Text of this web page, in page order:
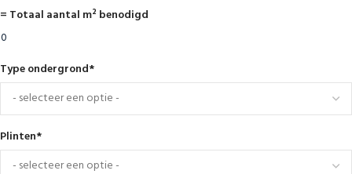
= Totaal aantal m² benodigd
Type ondergrond*
Plinten*